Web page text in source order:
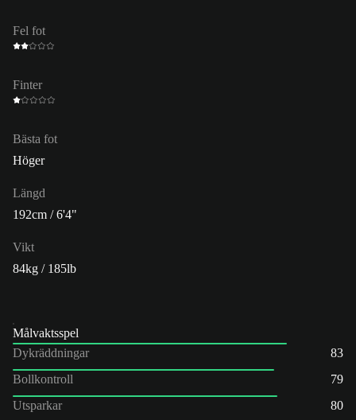
Fel fot
Finter
Bästa fot
Höger
Längd
192cm / 6'4"
Vikt
84kg / 185lb
Målvaktsspel
Dykräddningar
83
Bollkontroll
79
Utsparkar
80